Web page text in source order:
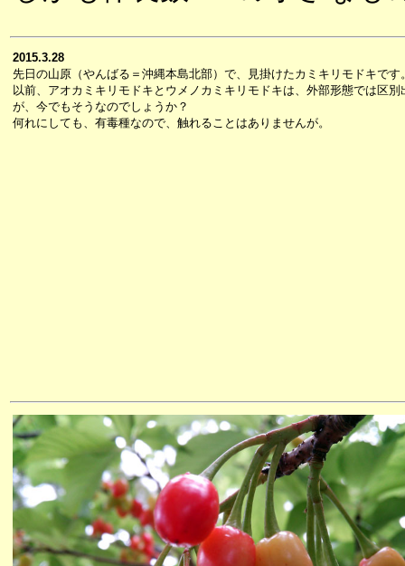
2015.3.28
先日の山原（やんばる＝沖縄本島北部）で、見掛けたカミキリモドキです
以前、アオカミキリモドキとウメノカミキリモドキは、外部形態では区
が、今でもそうなのでしょうか？
何れにしても、有毒種なので、触れることはありませんが。